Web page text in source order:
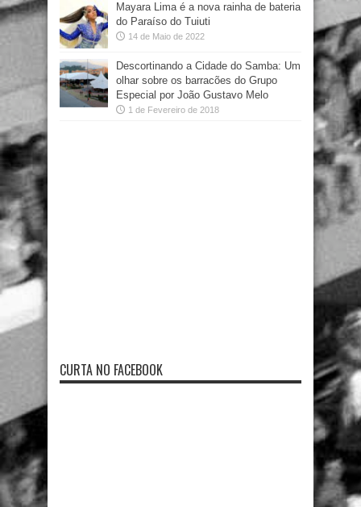
Mayara Lima é a nova rainha de bateria
do Paraíso do Tuiuti
14 de Maio de 2022
Descortinando a Cidade do Samba: Um
olhar sobre os barracões do Grupo
Especial por João Gustavo Melo
1 de Fevereiro de 2018
CURTA NO FACEBOOK